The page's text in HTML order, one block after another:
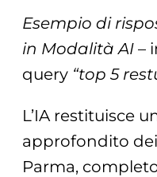
Esempio di
in Modalità AI–
query “top 5
L’IA restituisce
approfondito
Parma,